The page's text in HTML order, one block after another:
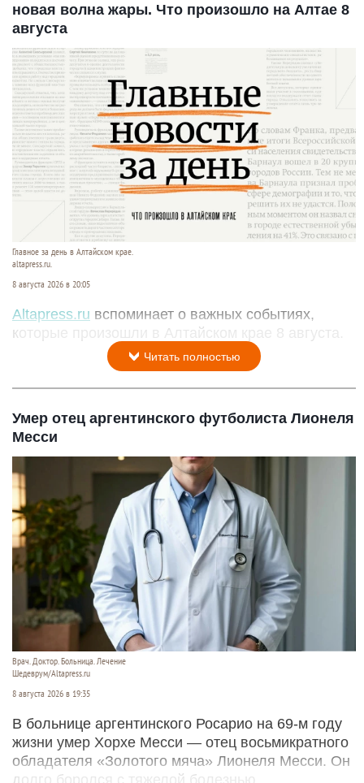
новая волна жары. Что произошло на Алтае 8
августа
Главное за день в Алтайском крае.
altapress.ru.
8 августа 2026 в 20:05
Altapress.ru вспоминает о важных событиях,
которые произошли в Алтайском крае 8 августа.
Читать полностью
Умер отец аргентинского футболиста Лионеля
Месси
Врач. Доктор. Больница. Лечение
Шедеврум/Altapress.ru
8 августа 2026 в 19:35
В больнице аргентинского Росарио на 69-м году
жизни умер Хорхе Месси — отец восьмикратного
обладателя «Золотого мяча» Лионеля Месси. Он